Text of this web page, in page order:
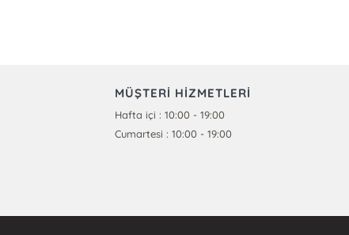
MÜŞTERİ HİZMETLERİ
Hafta içi : 10:00 - 19:00
Cumartesi : 10:00 - 19:00